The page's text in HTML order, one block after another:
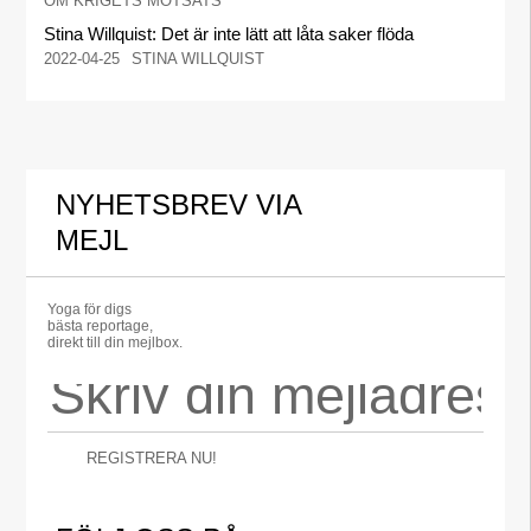
Stina Willquist: Det är inte lätt att låta saker flöda
2022-04-25 STINA WILLQUIST
NYHETSBREV VIA
MEJL
Yoga för digs
bästa reportage,
direkt till din mejlbox.
REGISTRERA NU!